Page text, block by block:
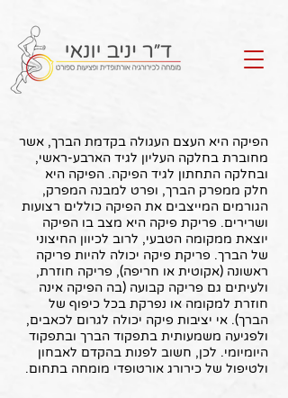
הפיקה היא העצם העגולה בקדמת הברך, אשר
מחוברת בחלקה העליון לגיד הארבע-ראשי,
ובחלקה התחתון לגיד הפיקה. הפיקה היא
חלק ממפרק הברך, ופרט למבנה המפרק,
הגורמים המייצבים את הפיקה כוללים רצועות
ושרירים. פריקת פיקה היא מצב בו הפיקה
יוצאת ממקומה הטבעי, לרוב לכיוון החיצוני
של הברך. פריקת פיקה יכולה להיות פריקה
ראשונה (אקוטית או חריפה), פריקה חוזרת,
ולעיתים גם פריקה קבועה (בה הפיקה אינה
חוזרת למקומה או נפרקת בכל כיפוף של
הברך). אי יציבות פיקה יכולה לגרום לכאבים,
ולפגיעה משמעותית בתפקוד הברך ובתפקוד
היומיומי. לכן, חשוב לפנות בהקדם לאבחון
ולטיפול של כירורג אורטופדי מומחה בתחום.